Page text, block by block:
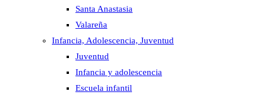
Santa Anastasia
Valareña
Infancia, Adolescencia, Juventud
Juventud
Infancia y adolescencia
Escuela infantil